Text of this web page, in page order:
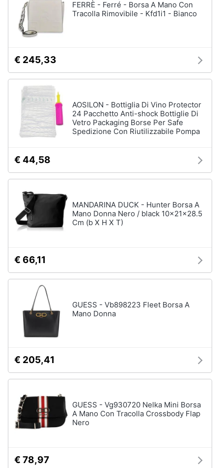
Orologi
uomo
Orologi
donna
Vedi
tutti
Orecchini
Collane
Vedi
FERRÈ - Ferré - Borsa A Mano Con
Tracolla Rimovibile - Kfd1i1 - Bianco
€ 245,33
AOSILON - Bottiglia Di Vino Protector
24 Pacchetto Anti-shock Bottiglie Di
Vetro Packaging Borse Per Safe
Spedizione Con Riutilizzabile Pompa
€ 44,58
MANDARINA DUCK - Hunter Borsa A
Mano Donna Nero / black 10x21x28.5
Cm (b X H X T)
€ 66,11
GUESS - Vb898223 Fleet Borsa A
Mano Donna
€ 205,41
GUESS - Vg930720 Nelka Mini Borsa
A Mano Con Tracolla Crossbody Flap
Nero
€ 78,97